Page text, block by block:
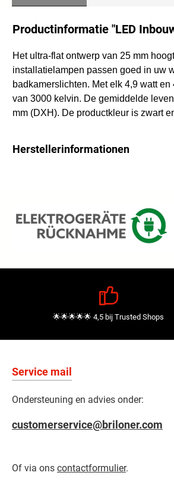
Productinformatie "LED
Het ultra-flat ontwerp van 25 mm
installatielampen passen goed in uw
badkamerslichten. Met elk 4,9 watt
van 3000 kelvin. De gemiddelde
mm (DXH). De productkleur is zwart
Herstellerinformationen
🌟🌟🌟🌟🌟 4,5 bij Trusted Shops
Service mail
Ondersteuning en advies onder:
customerservice@briloner.com
Of via ons contactformulier.